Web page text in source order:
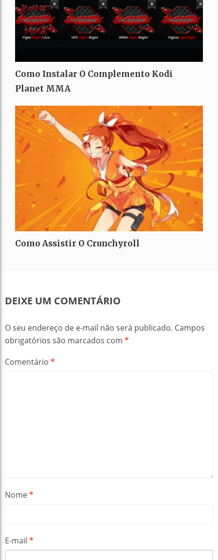
Como Instalar O Complemento Kodi
Planet MMA
Como Assistir O Crunchyroll
DEIXE UM COMENTÁRIO
O seu endereço de e-mail não será publicado. Campos
obrigatórios são marcados com *
Comentário *
Nome*
E-mail *